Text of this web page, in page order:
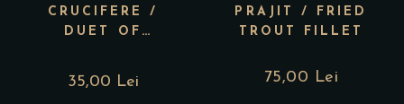
CRUCIFERE /
DUET OF
35,00 Lei
PRAJIT / FRIED
TROUT FILLET
75,00 Lei